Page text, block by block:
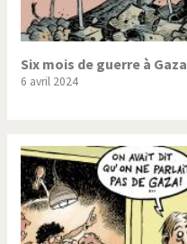
Six mois de guerre à Gaza
6 avril 2024